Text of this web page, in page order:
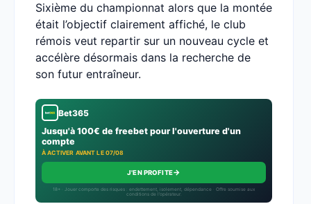
Sixième du championnat alors que la montée
était l’objectif clairement affiché, le club
rémois veut repartir sur un nouveau cycle et
accélère désormais dans la recherche de
son futur entraîneur.
Bet365
Jusqu'à 100€ de freebet pour l'ouverture d'un
compte
À ACTIVER AVANT LE 07/08
J'EN PROFITE→
18+ · Jouer comporte des risques : endettement, isolement, dépendance · Offre soumise aux
conditions de l’opérateur.